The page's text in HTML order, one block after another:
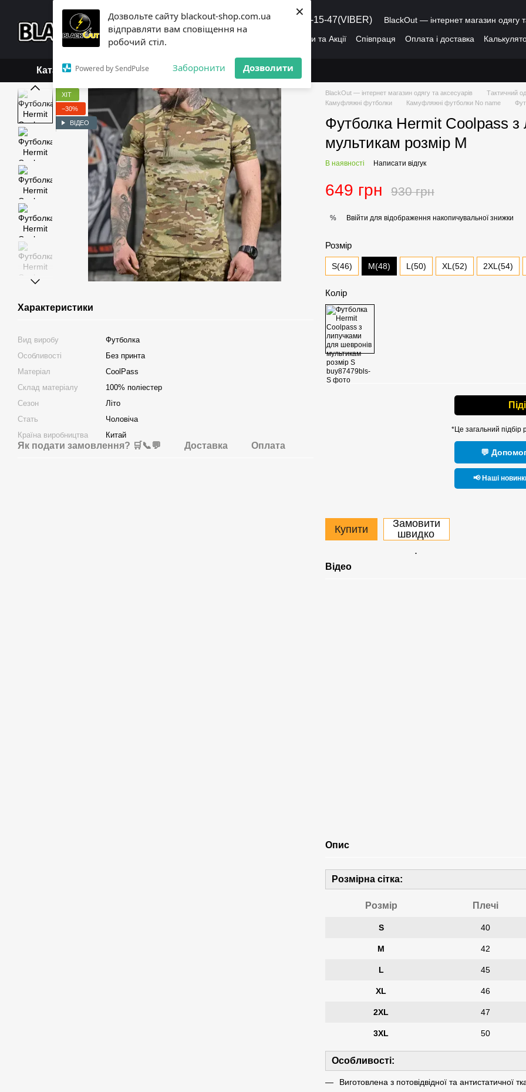
Дозвольте сайту blackout-shop.com.ua
відправляти вам сповіщення на
робочий стіл.
Powered by SendPulse Заборонити Дозволити
×
Перейти до основного контенту
+38 (068) 119-18-19,+38 (095) 486-15-47(VIBER)
BlackOut — інтернет магазин одягу
Каталог
Знижки та Акції Співпраця Оплата і доставка
Каталог
ХІТ
−30%
ВІДЕО
Характеристики
Вид виробу
Футболка
Особливості
Без принта
Матеріал
CoolPass
Склад матеріалу
100% поліестер
Сезон
Літо
Стать
Чоловіча
Країна виробництва
Китай
Як подати замовлення? 🛒📞💬 Доставка Оплата
BlackOut — інтернет магазин одягу та аксесуарів Тактичний
Камуфляжні футболки
Камуфляжні футболки No name
Футболка Hermit Coolpass
мультикам розмір M
В наявності Написати відгук
649 грн 930 грн
% Ввійти для відображення накопичувальної знижки
Розмір
S(46) M(48) L(50) XL(52) 2XL(54)
Колір
*Це загальний підбір
💬
📢 Наші
Купити
Замовити
швидко
.
Відео
Опис
Розмірна сітка:
Розмір Плечі
S 40
M 42
L 45
XL 46
2XL 47
3XL 50
Особливості:
Виготовлена з потовідвідної та антистатичної